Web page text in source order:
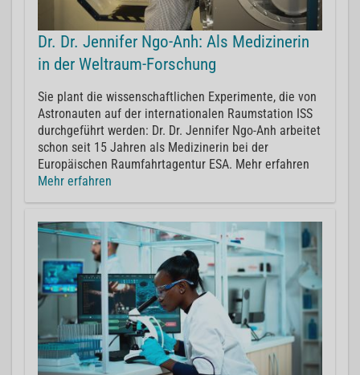
Dr. Dr. Jennifer Ngo-Anh: Als Medizinerin
in der Weltraum-Forschung
Sie plant die wissenschaftlichen Experimente, die von
Astronauten auf der internationalen Raumstation ISS
durchgeführt werden: Dr. Dr. Jennifer Ngo-Anh arbeitet
schon seit 15 Jahren als Medizinerin bei der
Europäischen Raumfahrtagentur ESA. Mehr erfahren
Mehr erfahren